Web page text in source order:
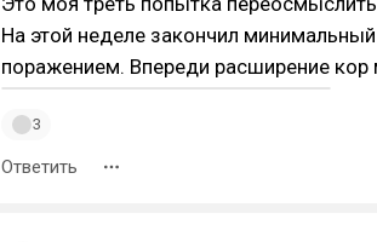
На этой неделе закончил
поражением. Впереди расширение кор
3
Ответить